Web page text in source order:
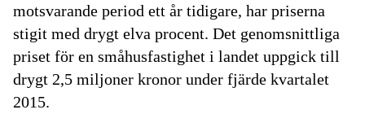
motsvarande period ett år tidigare, har priserna
stigit med drygt elva procent. Det genomsnittliga
priset för en småhusfastighet i landet uppgick till
drygt 2,5 miljoner kronor under fjärde kvartalet
2015.